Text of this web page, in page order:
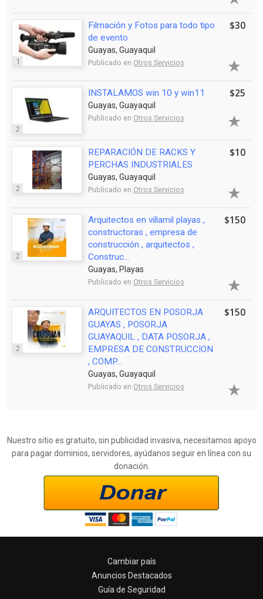
1
Filmación y Fotos para todo tipo
de evento
Guayas, Guayaquil
Publicado en Otros Servicios
$30
2
INSTALAMOS win 10 y win11
Guayas, Guayaquil
Publicado en Otros Servicios
$25
2
REPARACIÓN DE RACKS Y
PERCHAS INDUSTRIALES
Guayas, Guayaquil
Publicado en Otros Servicios
$10
2
Arquitectos en villamil playas ,
constructoras , empresa de
construcción , arquitectos ,
Construc...
Guayas, Playas
Publicado en Otros Servicios
$150
2
ARQUITECTOS EN POSORJA
GUAYAS , POSORJA
GUAYAQUIL , DATA POSORJA ,
EMPRESA DE CONSTRUCCION
, COMP...
Guayas, Guayaquil
Publicado en Otros Servicios
$150
Nuestro sitio es gratuito, sin publicidad invasiva, necesitamos apoyo
para pagar dominios, servidores, ayúdanos seguir en línea con su
donación.
Cambiar país
Anuncios Destacados
Guía de Seguridad